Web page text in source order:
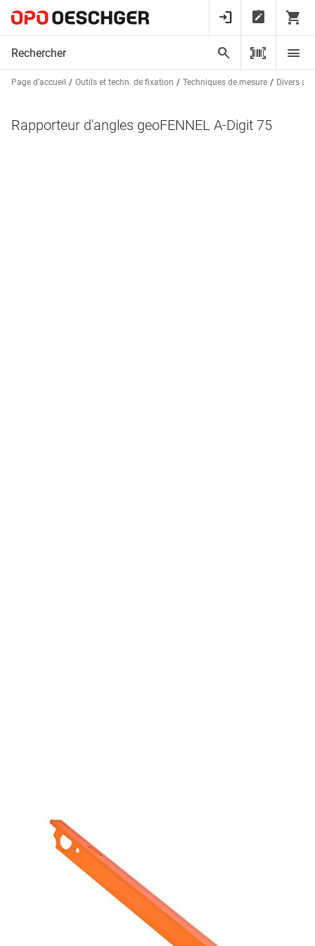
Page d’accueil Outils et techn. de fixation Techniques de mesure Divers
Rapporteur d'angles geoFENNEL A-Digit 75